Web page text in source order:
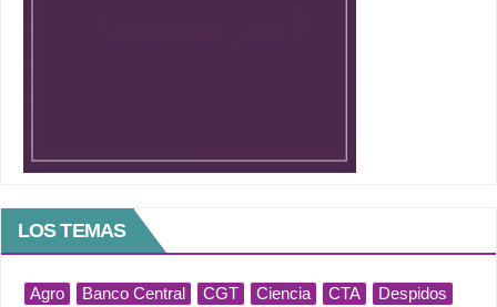
LOS TEMAS
Agro Banco Central CGT Ciencia CTA
Despidos